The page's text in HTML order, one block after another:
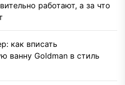
работают, а за что
как вписать
ванну Goldman в стиль